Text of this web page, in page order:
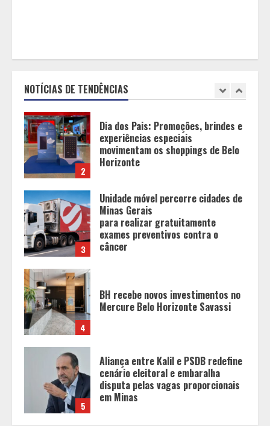
NOTÍCIAS DE TENDÊNCIAS
2
experiências especiais
Horizonte
3
Unidade móvel percorre cidades de
Minas Gerais
para realizar gratuitamente
exames preventivos contra o
câncer
4
BH recebe novos investimentos no
Mercure Belo Horizonte Savassi
5
cenário eleitoral e embaralha
disputa pelas vagas proporcionais
1
Inadimplência de aluguel em Minas
Gerais registra alta e chega à
segunda maior taxa de 2026